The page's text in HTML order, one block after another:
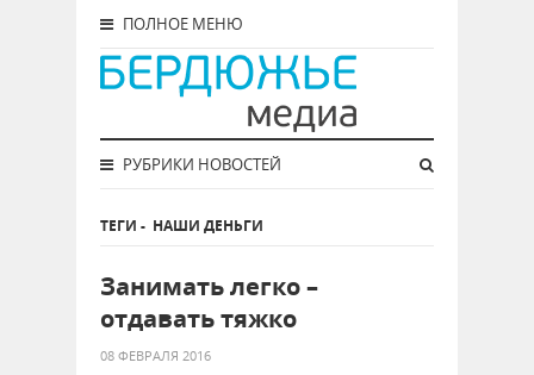
ПОЛНОЕ МЕНЮ
РУБРИКИ НОВОСТЕЙ
ТЕГИ - НАШИ ДЕНЬГИ
Занимать легко –
отдавать тяжко
08 ФЕВРАЛЯ 2016